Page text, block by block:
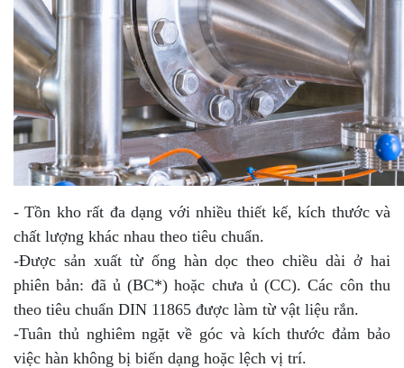
- Tồn kho rất đa dạng với nhiều thiết kế, kích thước và
chất lượng khác nhau theo tiêu chuẩn.
-Được sản xuất từ ống hàn dọc theo chiều dài ở hai
phiên bản: đã ủ (BC*) hoặc chưa ủ (CC). Các côn thu
theo tiêu chuẩn DIN 11865 được làm từ vật liệu rắn.
-Tuân thủ nghiêm ngặt về góc và kích thước đảm bảo
việc hàn không bị biến dạng hoặc lệch vị trí.